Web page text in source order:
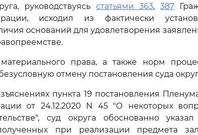
руководствуясь статьями 363, 387
исходил из фактически
оснований для удовлетворения
права, а также норм
отмену постановления суда
пункта 19 постановления
от 24.12.2020 N 45 "О некоторых
суд округа обоснованно
при реализации предмета